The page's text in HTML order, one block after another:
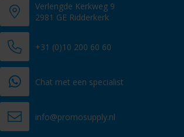
Verlengde Kerkweg 9
2981 GE Ridderkerk
+31 (0)10 200 60 60
Chat met een specialist
info@promosupply.nl